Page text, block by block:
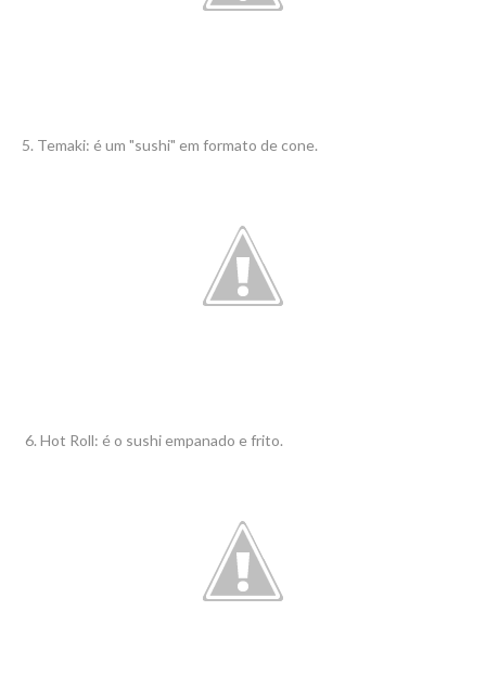
5. Temaki: é um "sushi" em formato de cone.
6. Hot Roll: é o sushi empanado e frito.